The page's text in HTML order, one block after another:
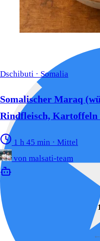
Dschibuti · Somalia
Somalischer Maraq
Rindfleisch, Kartoffeln
1 h 45 min · Mittel
von malsati-team
←
1